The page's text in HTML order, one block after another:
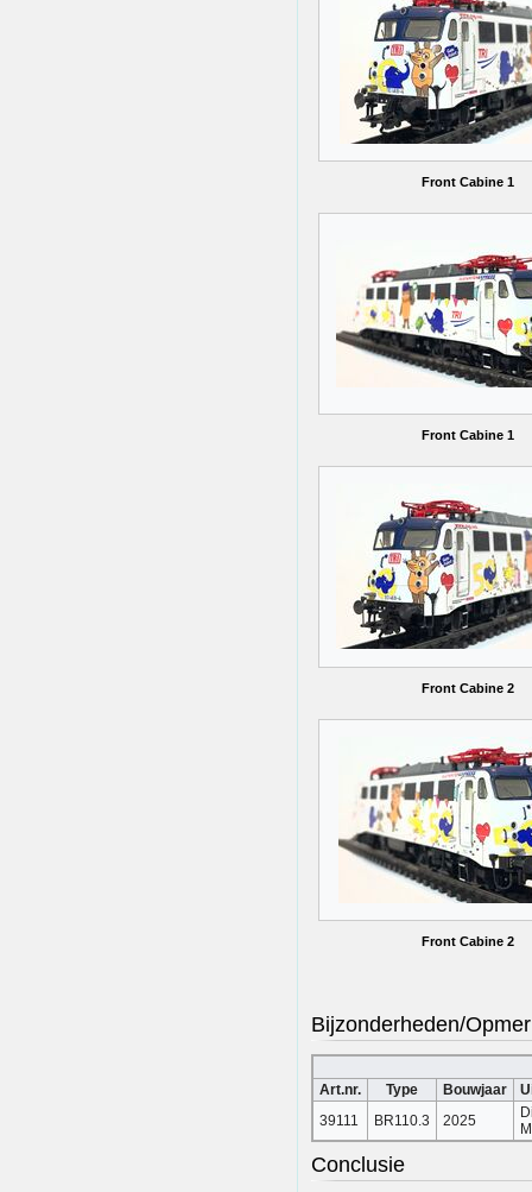
Front Cabine 1
Front Cabine 1
Front Cabine 2
Front Cabine 2
Bijzonderheden/
Art.nr. Type Bouwjaar
39111
BR110.3 2025
Conclusie